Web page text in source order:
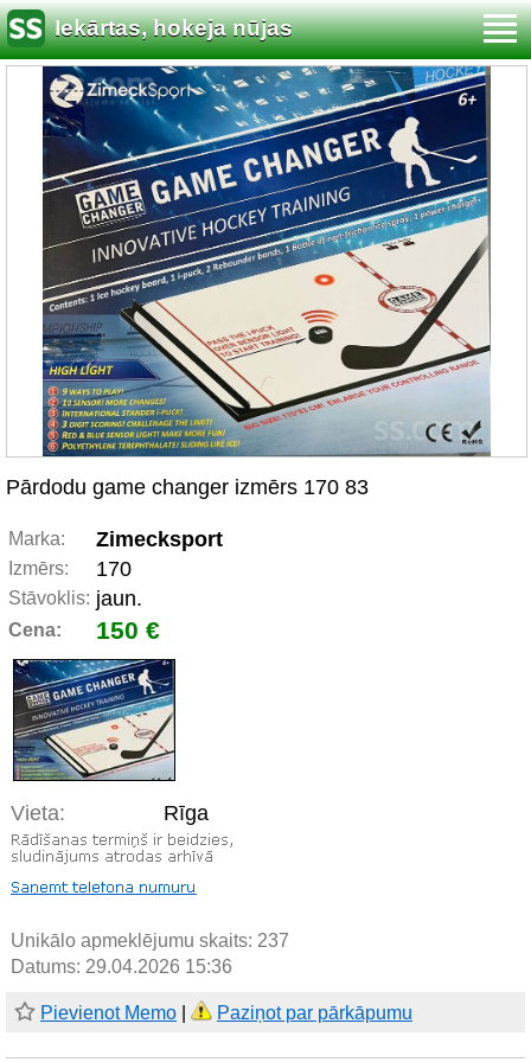
Iekārtas, hokeja nūjas
Pārdodu game changer izmērs 170 83
Marka: Zimecksport
Izmērs: 170
Stāvoklis: jaun.
Cena: 150 €
Vieta: Rīga
Unikālo apmeklējumu skaits: 237
Datums: 29.04.2026 15:36
Pievienot Memo Paziņot par pārkāpumu